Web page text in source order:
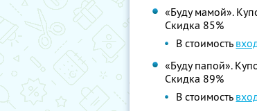
«Буду мамой».
Скидка 85%
В стоимость
«Буду папой».
Скидка 89%
В стоимость